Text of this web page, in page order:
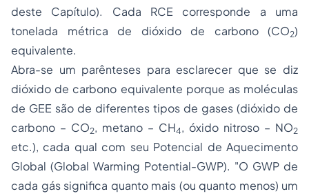
deste Capítulo). Cada RCE corresponde a uma
tonelada métrica de dióxido de carbono (CO2)
equivalente.
Abra-se um parênteses para esclarecer que se diz
dióxido de carbono equivalente porque as moléculas
de GEE são de diferentes tipos de gases (dióxido de
carbono – CO2, metano – CH4, óxido nitroso – NO2
etc.), cada qual com seu Potencial de Aquecimento
Global (Global Warming Potential-GWP). "O GWP de
cada gás significa quanto mais (ou quanto menos) um